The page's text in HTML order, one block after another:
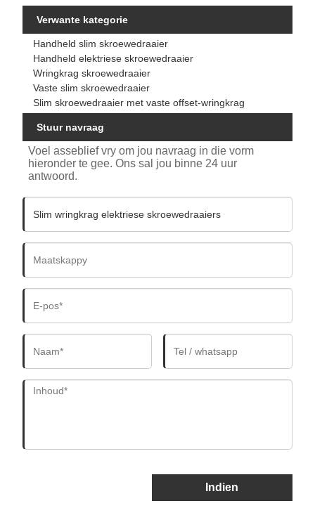
Verwante kategorie
Handheld slim skroewedraaier
Handheld elektriese skroewedraaier
Wringkrag skroewedraaier
Vaste slim skroewedraaier
Slim skroewedraaier met vaste offset-wringkrag
Stuur navraag
Voel asseblief vry om jou navraag in die vorm
hieronder te gee. Ons sal jou binne 24 uur
antwoord.
Indien